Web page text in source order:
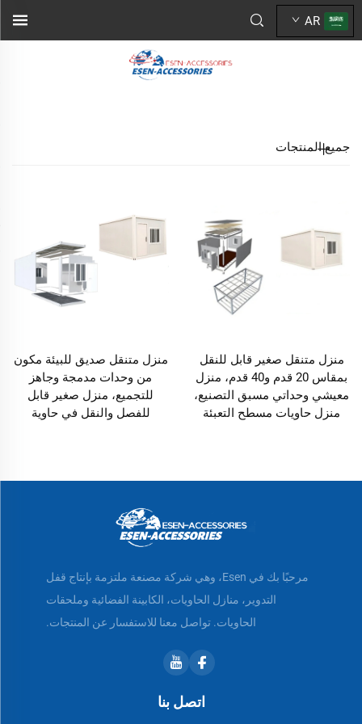
AR
جميع المنتجات
منزل متنقل صغير قابل للنقل
بمقاس 20 قدم و40 قدم، منزل
معيشي وحداتي مسبق التصنيع،
منزل حاويات مسطح التعبئة
منزل متنقل صديق للبيئة مكون
من وحدات مدمجة وجاهز
للتجميع، منزل صغير قابل
للفصل والنقل في حاوية
مرحبًا بك في Esen، وهي شركة مصنعة ملتزمة بإنتاج قفل
التدوير، منازل الحاويات، الكابينة الفضائية وملحقات
الحاويات. تواصل معنا للاستفسار عن المنتجات.
اتصل بنا